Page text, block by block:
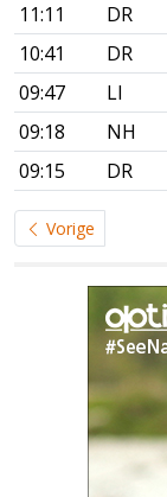
11:11
DR
10:41
DR
09:47
LI
09:18
NH
09:15
DR
Vorige